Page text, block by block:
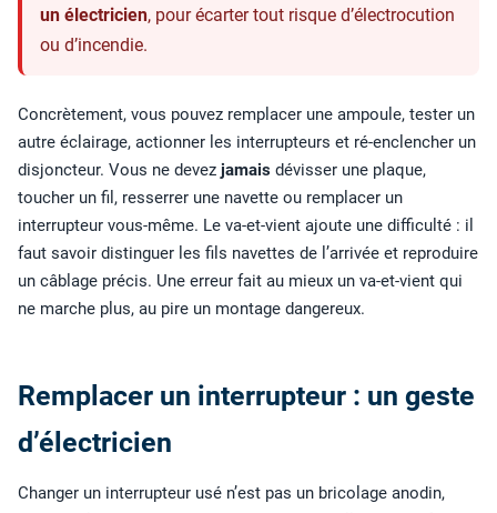
un électricien, pour écarter tout risque d’électrocution
ou d’incendie.
Concrètement, vous pouvez remplacer une ampoule, tester un
autre éclairage, actionner les interrupteurs et ré-enclencher un
disjoncteur. Vous ne devez jamais dévisser une plaque,
toucher un fil, resserrer une navette ou remplacer un
interrupteur vous-même. Le va-et-vient ajoute une difficulté : il
faut savoir distinguer les fils navettes de l’arrivée et reproduire
un câblage précis. Une erreur fait au mieux un va-et-vient qui
ne marche plus, au pire un montage dangereux.
Remplacer un interrupteur : un geste
d’électricien
Changer un interrupteur usé n’est pas un bricolage anodin,